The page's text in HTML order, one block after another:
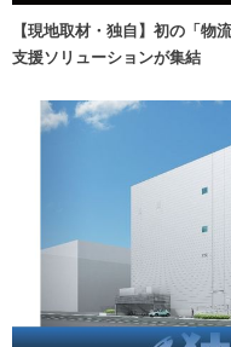
【現地取材・独自】初の「物
支援ソリューションが集結